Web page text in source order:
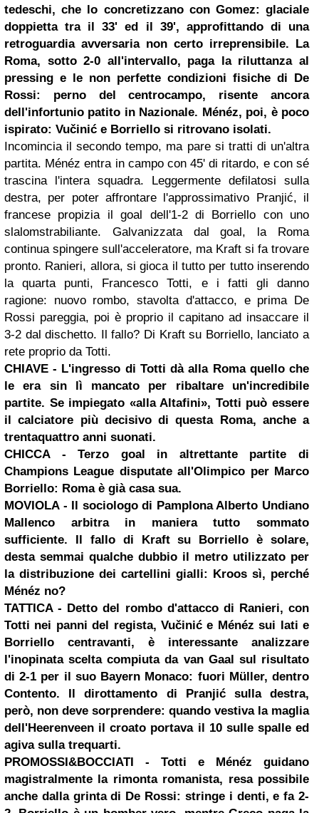
tedeschi, che lo concretizzano con Gomez: glaciale
doppietta tra il 33' ed il 39', approfittando di una
retroguardia avversaria non certo irreprensibile. La
Roma, sotto 2-0 all'intervallo, paga la riluttanza al
pressing e le non perfette condizioni fisiche di De
Rossi: perno del centrocampo, risente ancora
dell'infortunio patito in Nazionale. Ménéz, poi, è poco
ispirato: Vučinić e Borriello si ritrovano isolati.
Incomincia il secondo tempo, ma pare si tratti di un'altra
partita. Ménéz entra in campo con 45' di ritardo, e con sé
trascina l'intera squadra. Leggermente defilatosi sulla
destra, per poter affrontare l'approssimativo Pranjić, il
francese propizia il goal dell'1-2 di Borriello con uno
slalomstrabiliante. Galvanizzata dal goal, la Roma
continua spingere sull'acceleratore, ma Kraft si fa trovare
pronto. Ranieri, allora, si gioca il tutto per tutto inserendo
la quarta punti, Francesco Totti, e i fatti gli danno
ragione: nuovo rombo, stavolta d'attacco, e prima De
Rossi pareggia, poi è proprio il capitano ad insaccare il
3-2 dal dischetto. Il fallo? Di Kraft su Borriello, lanciato a
rete proprio da Totti.
CHIAVE- L'ingresso di Totti dà alla Roma quello che
le era sin lì mancato per ribaltare un'incredibile
partite. Se impiegato «alla Altafini», Totti può essere
il calciatore più decisivo di questa Roma, anche a
trentaquattro anni suonati.
CHICCA - Terzo goal in altrettante partite di
Champions League disputate all'Olimpico per Marco
Borriello: Roma è già casa sua.
MOVIOLA - Il sociologo di Pamplona Alberto Undiano
Mallenco arbitra in maniera tutto sommato
sufficiente. Il fallo di Kraft su Borriello è solare,
desta semmai qualche dubbio il metro utilizzato per
la distribuzione dei cartellini gialli: Kroos sì, perché
Ménéz no?
TATTICA- Detto del rombo d'attacco di Ranieri, con
Totti nei panni del regista, Vučinić e Ménéz sui lati e
Borriello centravanti, è interessante analizzare
l'inopinata scelta compiuta da van Gaal sul risultato
di 2-1 per il suo Bayern Monaco: fuori Müller, dentro
Contento. Il dirottamento di Pranjić sulla destra,
però, non deve sorprendere: quando vestiva la maglia
dell'Heerenveen il croato portava il 10 sulle spalle ed
agiva sulla trequarti.
PROMOSSI&BOCCIATI - Totti e Ménéz guidano
magistralmente la rimonta romanista, resa possibile
anche dalla grinta di De Rossi: stringe i denti, e fa 2-